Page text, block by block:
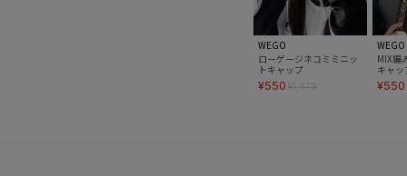
WEGO
ローゲージネコミミニッ
トキャップ
¥550 ¥1,979
WEGO
MIX編
キャッ
¥550